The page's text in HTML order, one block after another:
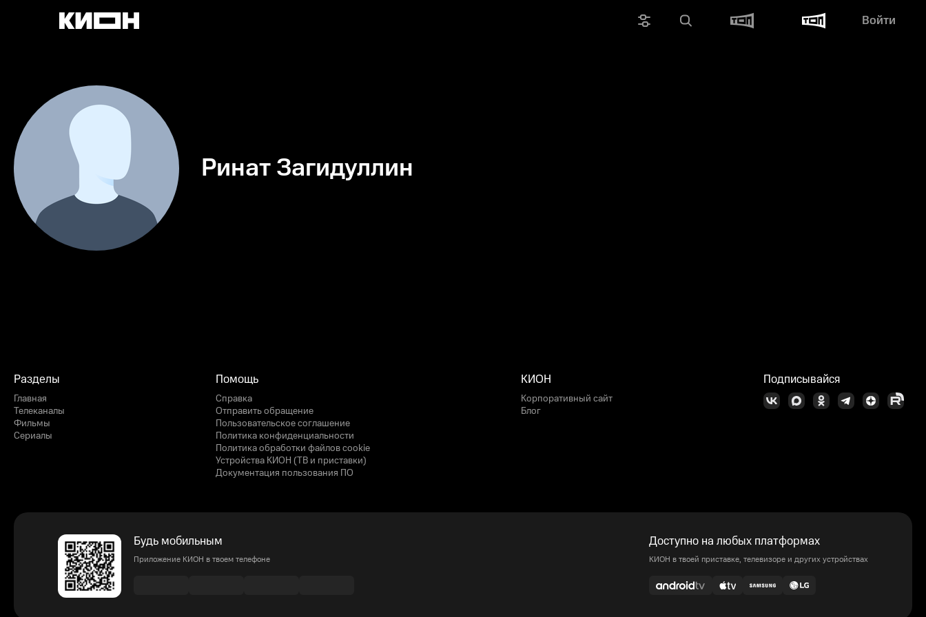
Войти
Ринат Загидуллин
Разделы
Главная
Телеканалы
Фильмы
Сериалы
Помощь
Справка
Отправить обращение
Пользовательское соглашение
Политика конфиденциальности
Политика обработки файлов cookie
Устройства КИОН (ТВ и приставки)
Документация пользования ПО
КИОН
Корпоративный сайт
Блог
Подписывайся
Будь мобильным
Приложение КИОН в твоем телефоне
Доступно на любых платформах
КИОН в твоей приставке, телевизоре и других устройствах